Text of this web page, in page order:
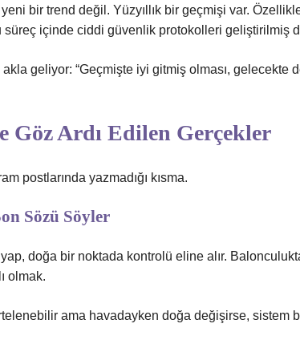
bir trend değil. Yüzyıllık bir geçmişi var.
süreç içinde ciddi güvenlik protokolleri geliştirilmiş
geliyor: “Geçmişte iyi gitmiş olması, gelecekte
Göz Ardı Edilen Gerçekler
postlarında yazmadığı kısma.
Sözü Söyler
doğa bir noktada kontrolü eline alır.
olmak.
ama havadayken doğa değişirse, sistem